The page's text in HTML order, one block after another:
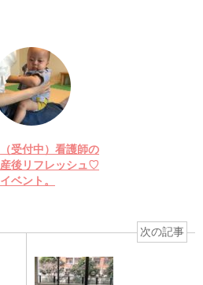
（受付中）看護師の
産後リフレッシュ♡
イベント。
次の記事